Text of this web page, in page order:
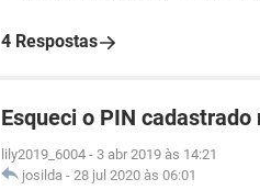
4 Respostas
Esqueci o PIN cadastrado
lily2019_6004 - 3 abr 2019 às 14:21
josilda - 28 jul 2020 às 06:01